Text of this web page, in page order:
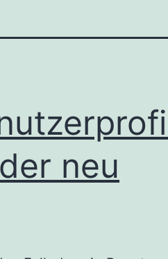
neu